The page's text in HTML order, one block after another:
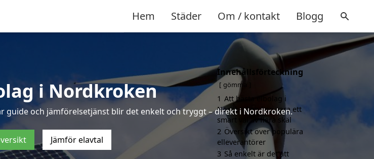
Hem Städer Om / kontakt Blogg
i Nordkroken
guide och jämförelsetjänst blir det enkelt och tryggt – direkt i Nordkroken.
Jämför elavtal
Innehållsförteckning
gömma
1 Att bästa elbolag i
Nordkroken kan vara ett
smart val av flera skäl
2 Översikt över populära
elleverantörer
3 Så enkelt är det att